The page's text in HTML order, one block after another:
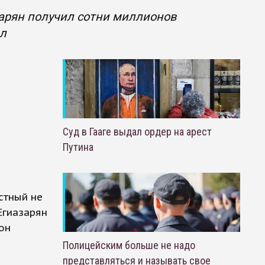
получил сотни миллионов
не
Суд в Гааге выдал ордер на арест
Путина
Полицейским больше не надо
представляться и называть свое